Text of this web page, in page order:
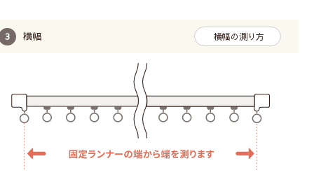
横幅 横幅の測り方